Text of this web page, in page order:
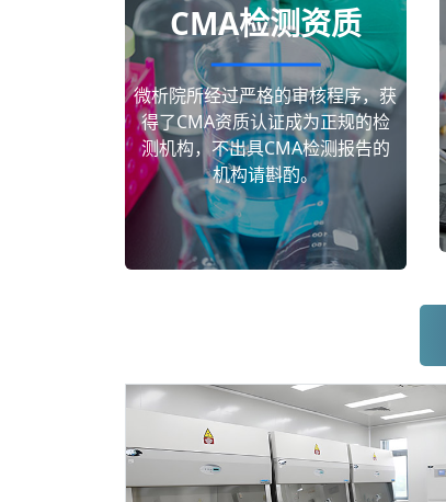
CMA检测资质
微析院所经过严格的审核程序，获
得了CMA资质认证成为正规的检
测机构，不出具CMA检测报告的
机构请斟酌。